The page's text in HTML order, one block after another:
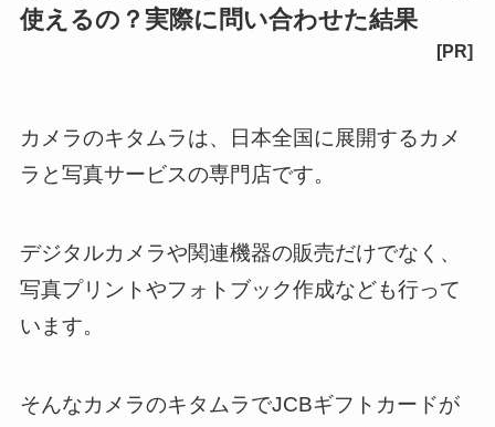
使えるの？実際に問い合わせた結果
カメラのキタムラは、日本全国に展開するカメ
ラと写真サービスの専門店です。
デジタルカメラや関連機器の販売だけでなく、
写真プリントやフォトブック作成なども行って
います。
そんなカメラのキタムラでJCBギフトカードが